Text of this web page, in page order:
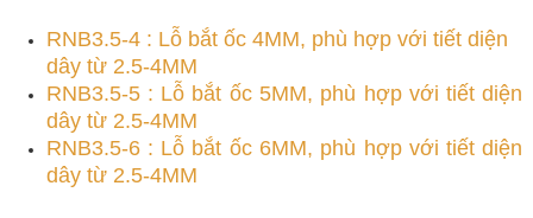
RNB3.5-4 : Lỗ bắt ốc 4MM, phù hợp với tiết diện
dây từ 2.5-4MM
RNB3.5-5 : Lỗ bắt ốc 5MM, phù hợp với tiết diện
dây từ 2.5-4MM
RNB3.5-6 : Lỗ bắt ốc 6MM, phù hợp với tiết diện
dây từ 2.5-4MM